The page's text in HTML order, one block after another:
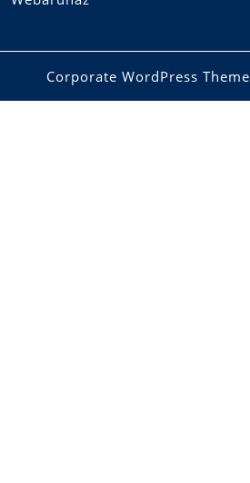
Corporate WordPress Theme
Scroll